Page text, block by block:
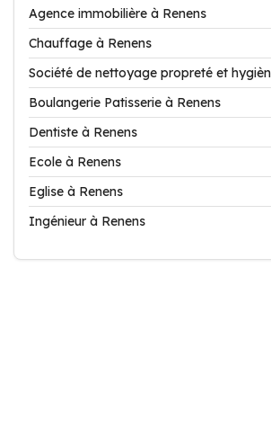
Agence immobilière à Renens
Chauffage à Renens
Société de nettoyage propreté et
Boulangerie Patisserie à Renens
Dentiste à Renens
Ecole à Renens
Eglise à Renens
Ingénieur à Renens